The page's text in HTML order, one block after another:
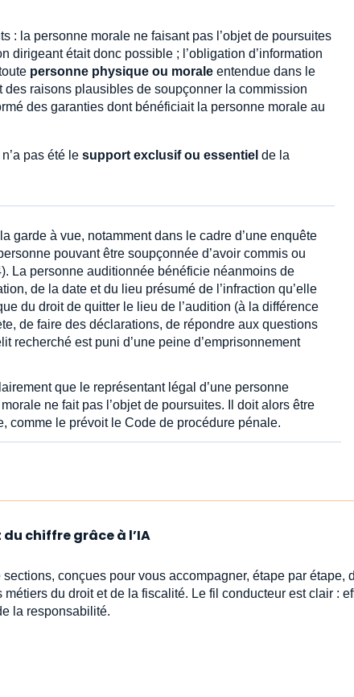
: la personne morale ne faisant pas l’objet de poursuites
dirigeant était donc possible ; l’obligation d’information
personne physique ou morale entendue dans le
raisons plausibles de soupçonner la commission
des garanties dont bénéficiait la personne morale au
pas été le support exclusif ou essentiel de la
garde à vue, notamment dans le cadre d’une enquête
pouvant être soupçonnée d’avoir commis ou
La personne auditionnée bénéficie néanmoins de
de la date et du lieu présumé de l’infraction qu’elle
du droit de quitter le lieu de l’audition (à la différence
de faire des déclarations, de répondre aux questions
recherché est puni d’une peine d’emprisonnement
que le représentant légal d’une personne
ne fait pas l’objet de poursuites. Il doit alors être
comme le prévoit le Code de procédure pénale.
chiffre grâce à l’IA
conçues pour vous accompagner, étape par étape,
du droit et de la fiscalité. Le fil conducteur est clair :
la responsabilité.